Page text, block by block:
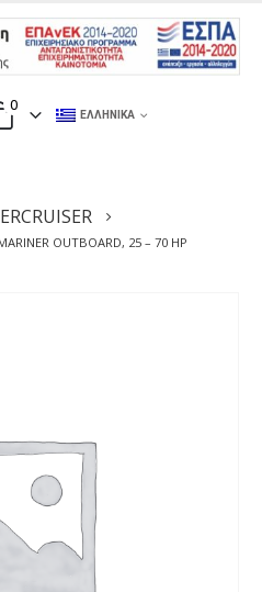
0
ΕΛΛΗΝΙΚΆ
OUTBOARD, 25 – 70 HP